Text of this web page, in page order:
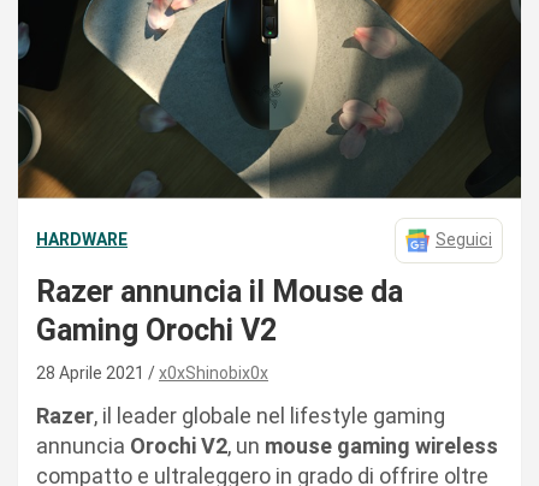
HARDWARE Seguici
Razer annuncia il Mouse da
Gaming Orochi V2
28 Aprile 2021 x0xShinobix0x
Razer, il leader globale nel lifestyle gaming
annuncia Orochi V2, un mouse gaming wireless
compatto e ultraleggero in grado di offrire oltre